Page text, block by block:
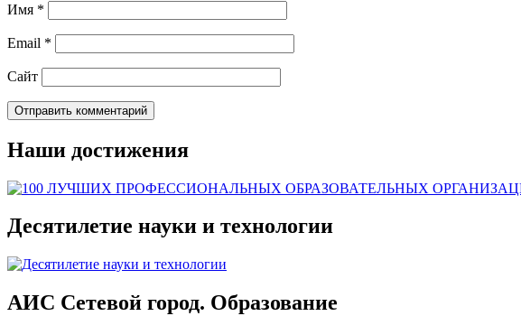
Имя *
Email *
Сайт
Наши достижения
Десятилетие науки и технологии
АИС Сетевой город. Образование